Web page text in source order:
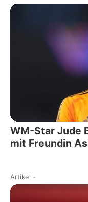
WM-Star Jude
mit Freundin
Artikel -